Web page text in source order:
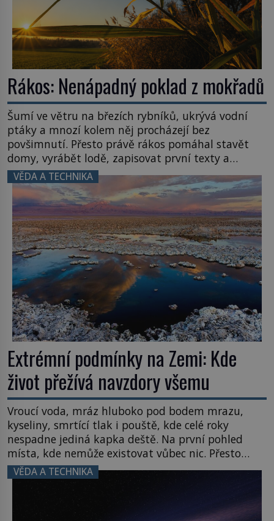
Rákos: Nenápadný poklad z mokřadů
Šumí ve větru na březích rybníků, ukrývá vodní
ptáky a mnozí kolem něj procházejí bez
povšimnutí. Přesto právě rákos pomáhal stavět
domy, vyrábět lodě, zapisovat první texty a
inspiroval řadu pověstí. Tato skromná, ale
užitečná rostlina provází člověka už tisíce let.
Většina lidí vnímá rákos jen jako obyčejnou kulisu
letního koupání. Stačí se však podívat […]
VĚDA A TECHNIKA
Extrémní podmínky na Zemi: Kde
život přežívá navzdory všemu
Vroucí voda, mráz hluboko pod bodem mrazu,
kyseliny, smrtící tlak i pouště, kde celé roky
nespadne jediná kapka deště. Na první pohled
místa, kde nemůže existovat vůbec nic. Přesto
právě tady vědci objevují organismy, které
posouvají hranice života. Každý nový nález mění
naše představy o tom, co všechno dokáže příroda a
napovídá, kde bychom jednou […]
VĚDA A TECHNIKA